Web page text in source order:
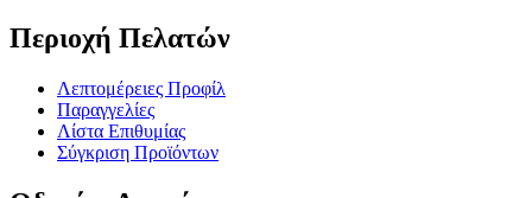
Περιοχή Πελατών
Λεπτομέρειες Προφίλ
Παραγγελίες
Λίστα Επιθυμίας
Σύγκριση Προϊόντων